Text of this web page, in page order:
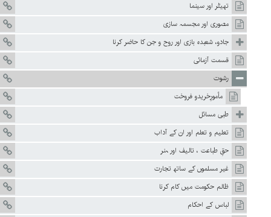
تھیٹر اور سینما
مصوری اور مجسمہ سازی
جادو، شعبدہ بازی اور روح و جن کا حاضر کرنا
قسمت آزمائی
رشوت
مأمورِخریدو فروخت
طبی مسائل
تعلیم و تعلم اور ان کے آداب
حقِ طباعت ، تالیف اور ہنر
غیر مسلموں کے ساتھ تجارت
ظالم حکومت میں کام کرنا
لباس کے احکام